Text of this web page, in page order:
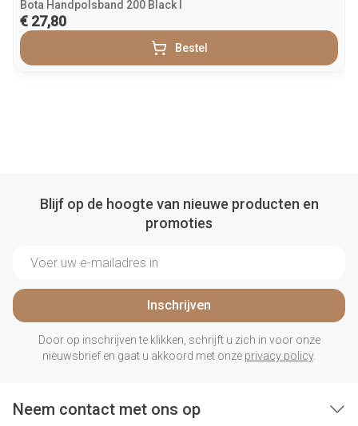
Bota Handpolsband 200 Black l
€ 27,80
Bestel
Blijf op de hoogte van nieuwe producten en
promoties
Inschrijven
Door op inschrijven te klikken, schrijft u zich in voor onze
nieuwsbrief en gaat u akkoord met onze privacy policy.
Neem contact met ons op